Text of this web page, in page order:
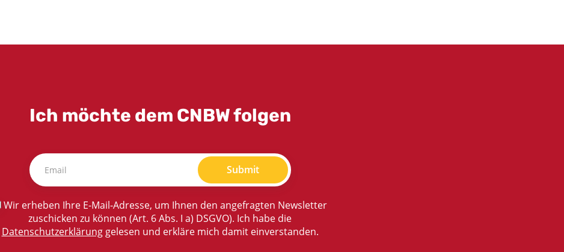
Ich möchte dem CNBW folgen
Submit
Wir erheben Ihre E-Mail-Adresse, um Ihnen den angefragten Newsletter
zuschicken zu können (Art. 6 Abs. I a) DSGVO). Ich habe die
Datenschutzerklärunggelesen und erkläre mich damit einverstanden.